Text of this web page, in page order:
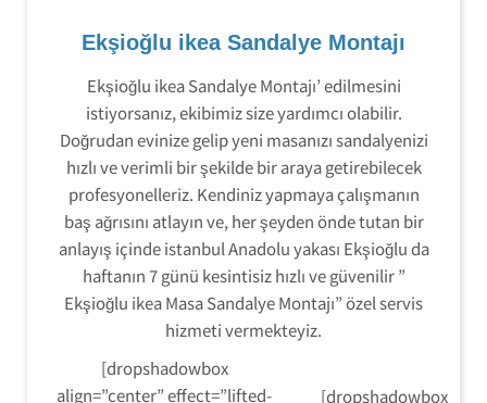
Ekşioğlu ikea Sandalye Montajı
Ekşioğlu ikea Sandalye Montajı’ edilmesini
istiyorsanız, ekibimiz size yardımcı olabilir.
Doğrudan evinize gelip yeni masanızı sandalyenizi
hızlı ve verimli bir şekilde bir araya getirebilecek
profesyonelleriz. Kendiniz yapmaya çalışmanın
baş ağrısını atlayın ve, her şeyden önde tutan bir
anlayış içinde istanbul Anadolu yakası Ekşioğlu da
haftanın 7 günü kesintisiz hızlı ve güvenilir ”
Ekşioğlu ikea Masa Sandalye Montajı” özel servis
hizmeti vermekteyiz.
[dropshadowbox
align=”center” effect=”lifted-
[dropshadowbox